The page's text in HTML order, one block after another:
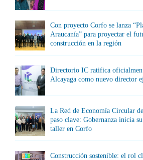
Con proyecto Corfo se lanza
Araucanía” para proyectar el
construcción en la región
Directorio IC ratifica
Alcayaga como nuevo director
La Red de Economía Circular
paso clave: Gobernanza inicia
taller en Corfo
Construcción sostenible: el rol